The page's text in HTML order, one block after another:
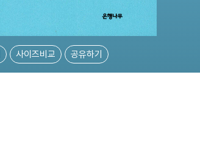
사이즈비교 공유하기